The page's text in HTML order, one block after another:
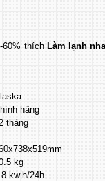
thích Làm lạnh
hãng
tháng
kg
kw.h/24h